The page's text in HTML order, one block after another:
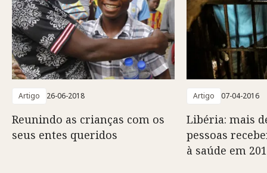
Artigo 26-06-2018
Reunindo as crianças com os
seus entes queridos
Artigo 07-04-2016
Libéria: mais
pessoas
à saúde em